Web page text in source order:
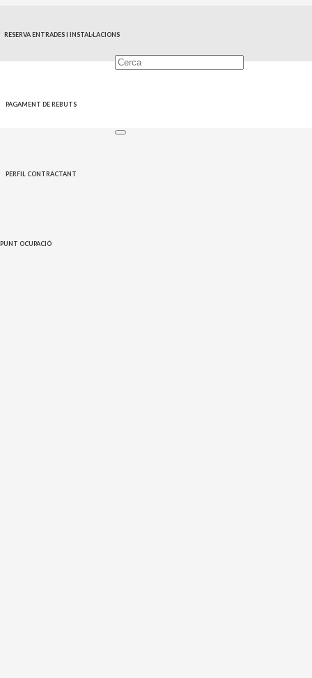
RESERVA ENTRADES I INSTAL·LACIONS
PAGAMENT DE REBUTS
PERFIL CONTRACTANT
PUNT OCUPACIÓ
Àrees i serveis